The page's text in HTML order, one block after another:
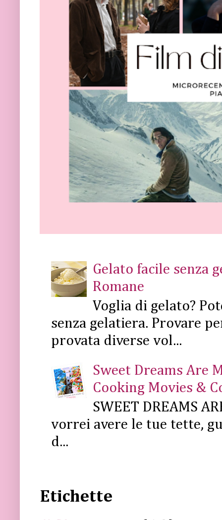
Gelato facile senza
Romane
Voglia di gelato?
senza gelatiera. Provare
provata diverse vol...
Sweet Dreams Are
Cooking Movies &
SWEET DREAMS
vorrei avere le tue tette,
d...
Etichette